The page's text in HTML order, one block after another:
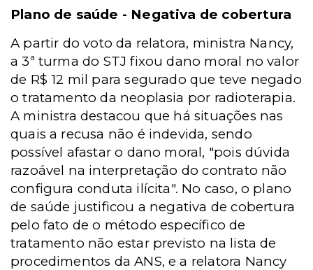
Plano de saúde - Negativa de cobertura
A partir do voto da relatora, ministra Nancy,
a 3ª turma do STJ fixou dano moral no valor
de R$ 12 mil para segurado que teve negado
o tratamento da neoplasia por radioterapia.
A ministra destacou que há situações nas
quais a recusa não é indevida, sendo
possível afastar o dano moral, "pois dúvida
razoável na interpretação do contrato não
configura conduta ilícita". No caso, o plano
de saúde justificou a negativa de cobertura
pelo fato de o método específico de
tratamento não estar previsto na lista de
procedimentos da ANS, e a relatora Nancy